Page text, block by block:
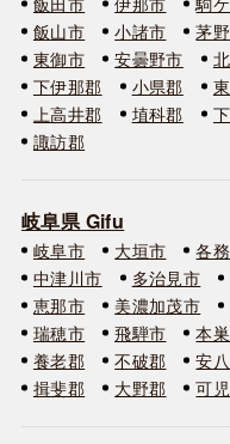
飯山市
小諸市 茅
東御市
安曇野市
下伊那郡
小県郡
上高井郡
埴科郡
諏訪郡
岐阜県 Gifu
岐阜市 大垣市 各
中津川市
多治見市
恵那市
美濃加茂市
瑞穂市
飛騨市 本
養老郡
不破郡 安
揖斐郡
大野郡 可